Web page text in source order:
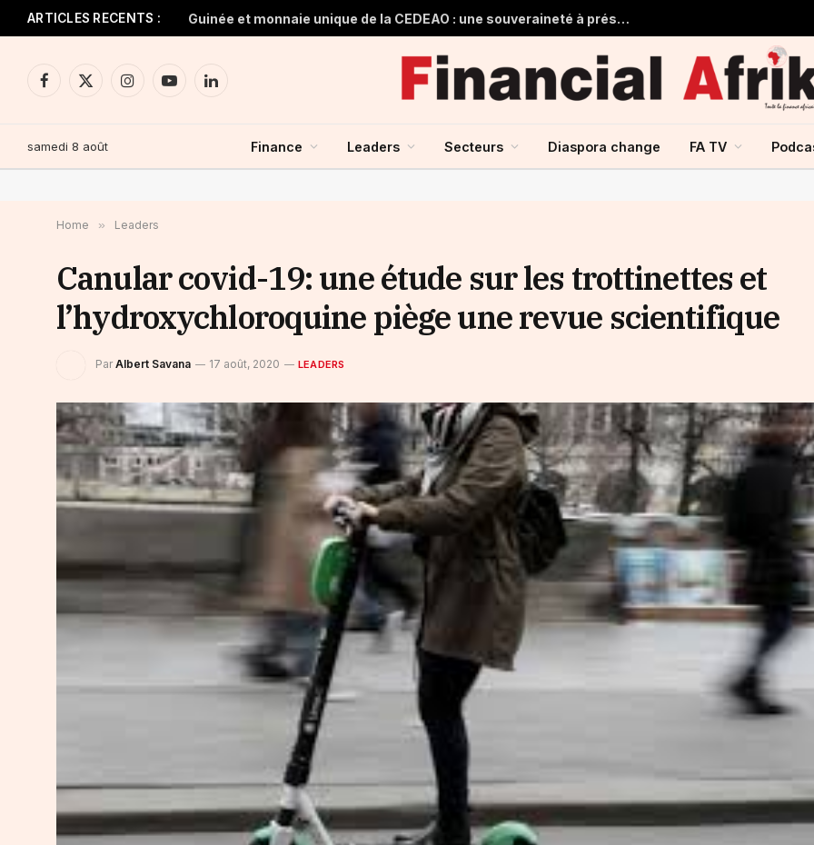
ARTICLES RECENTS : Guinée et monnaie unique de la CEDEAO : une souveraineté à préserver, une intégration à repenser
Facebook
X
InstagramYouTubeLinkedIn
samedi 8 août Finance Leaders Secteurs Diaspora change FA TV
Home » Leaders
Canular covid-19: une étude sur les trottinettes et
l’hydroxychloroquine piège une revue scientifique
Par Albert Savana 17 août, 2020 LEADERS